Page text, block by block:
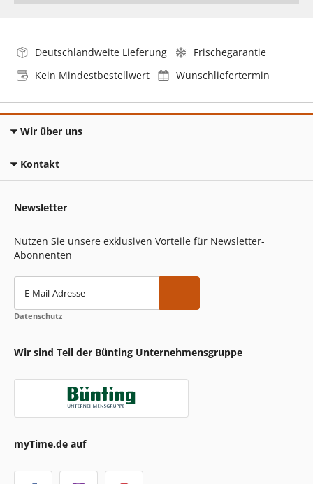
Deutschlandweite Lieferung
Frischegarantie
Kein Mindestbestellwert
Wunschliefertermin
Wir über uns
Kontakt
Newsletter
Nutzen Sie unsere exklusiven Vorteile für Newsletter-
Abonnenten
E-Mail-Adresse
Datenschutz
Wir sind Teil der Bünting Unternehmensgruppe
myTime.de auf